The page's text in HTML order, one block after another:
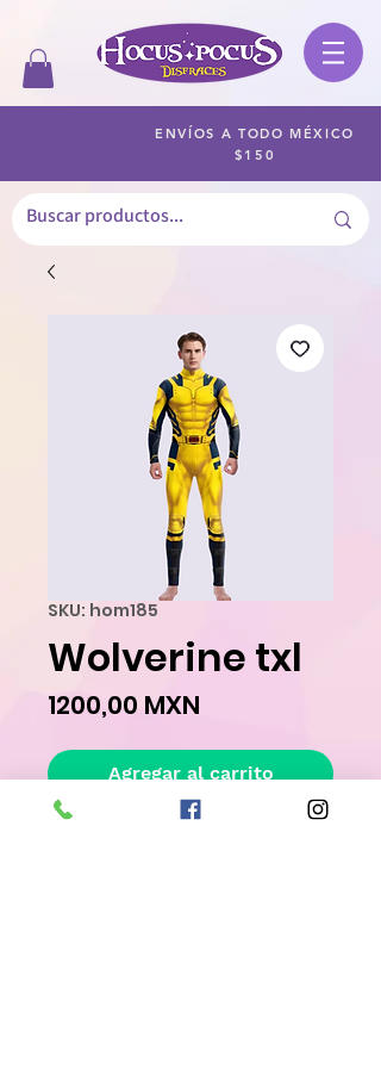
ENVÍOS A TODO MÉXICO
$150
SKU: hom185
Wolverine txl
1200,00 MXN
Agregar al carrito